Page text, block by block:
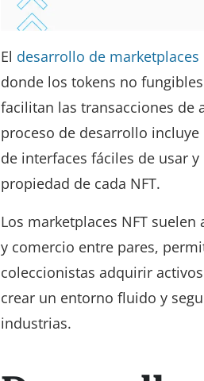
El desarrollo de marketplaces
donde los tokens no
facilitan las transacciones de
proceso de desarrollo
de interfaces fáciles de usar
propiedad de cada NFT.
Los marketplaces NFT
y comercio entre pares,
coleccionistas adquirir
crear un entorno fluido y
industrias.